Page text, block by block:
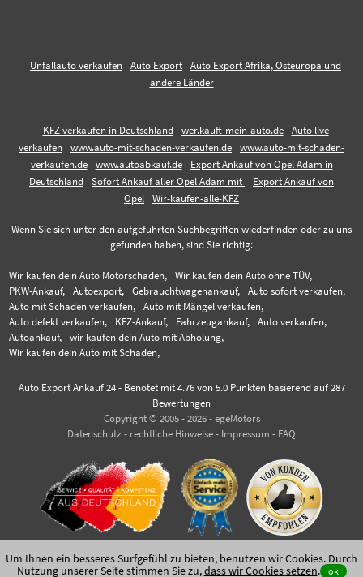
Unfallauto verkaufen Auto Export
Auto Export Afrika, Osteuropa und
andere Länder
KFZ verkaufen in Deutschland wer.kauft-mein-auto.de
Auto live
verkaufen
www.auto-mit-schaden-verkaufen.de
www.auto-mit-schaden-
verkaufen.de
www.autoabkauf.de
Export Ankauf von Opel Adam in
Deutschland
Sofort Ankauf aller Opel Adam mit
Export Ankauf von
Opel
Wir-kaufen-alle-KFZ
Wenn Sie sich unter den aufgeführten Suchbegriffen wiederfinden oder zu uns
gefunden haben, sind Sie richtig:
Wir kaufen dein Auto Motorschaden,
Wir kaufen dein Auto ohne TÜV,
PKW-Ankauf,
Autoexport, Gebrauchtwagenankauf,
Auto sofort verkaufen,
Auto mit Schaden verkaufen,
Auto mit Mängel verkaufen,
Auto defekt verkaufen,
KFZ-Ankauf, Fahrzeugankauf,
Auto verkaufen,
Autoankauf,
wir kaufen dein Auto mit Abholung,
Wir kaufen dein Auto mit Schaden,
Auto Export Ankauf 24- Benotet mit 4.76von 5.0 Punkten basierend auf 287
Bewertungen
Copyright © 2005 - 2026 - egeMotors
Datenschutz - rechtliche Hinweise - Impressum - FAQ
Um Ihnen ein besseres Surfgefühl zu bieten, benutzen wir Cookies. Durch
Nutzung unserer Seite stimmen Sie zu,dass wir Cookies setzen. ok